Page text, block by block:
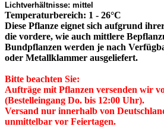
Lichtverhältnisse: mittel
Temperaturbereich: 1 - 26°C
Diese Pflanze eignet sich aufgrund
die vordere, wie auch mittlere
Bundpflanzen werden je nach
oder Metallklammer ausgeliefert.
Bitte beachten Sie:
Aufträge mit Pflanzen versenden wir
(Bestelleingang Do. bis 12:00 Uhr).
Versand nur innerhalb von
unmittelbar vor Feiertagen.